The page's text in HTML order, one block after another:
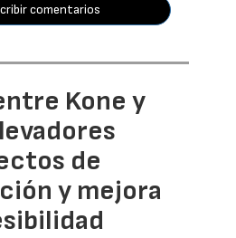
comentarios
Kone y
de
y mejora